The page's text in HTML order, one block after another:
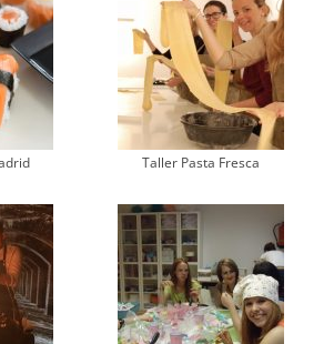
Taller Pasta Fresca